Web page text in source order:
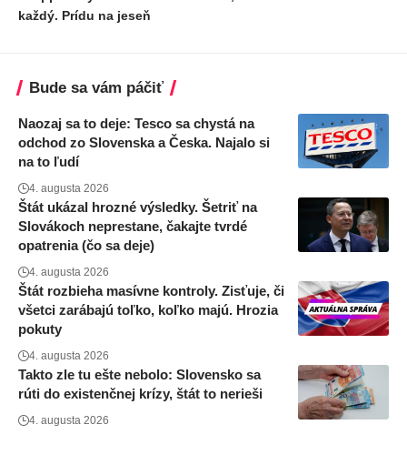
každý. Prídu na jeseň
Bude sa vám páčiť
Naozaj sa to deje: Tesco sa chystá na
odchod zo Slovenska a Česka. Najalo si
na to ľudí
4. augusta 2026
Štát ukázal hrozné výsledky. Šetriť na
Slovákoch neprestane, čakajte tvrdé
opatrenia (čo sa deje)
4. augusta 2026
Štát rozbieha masívne kontroly. Zisťuje, či
všetci zarábajú toľko, koľko majú. Hrozia
pokuty
4. augusta 2026
Takto zle tu ešte nebolo: Slovensko sa
rúti do existenčnej krízy, štát to nerieši
4. augusta 2026